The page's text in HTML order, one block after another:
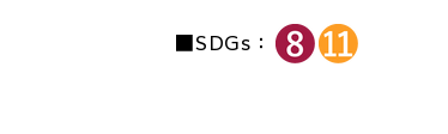
■SDGs：